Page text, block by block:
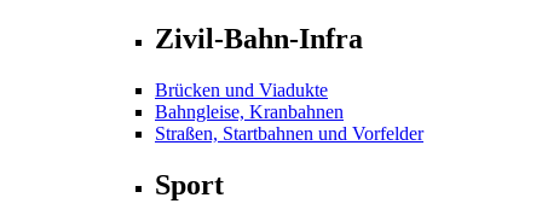
Zivil-Bahn-Infra
Brücken und Viadukte
Bahngleise, Kranbahnen
Straßen, Startbahnen und Vorfelder
Sport